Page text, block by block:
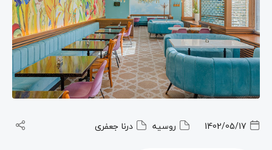
1402/05/17 روسیه درنا جعفری